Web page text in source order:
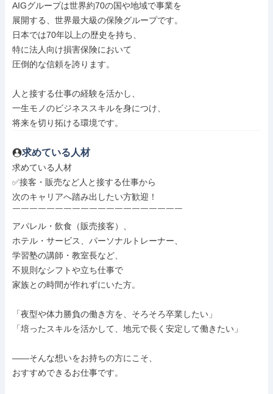
AIGグループは世界約70の国や地域で事業を
展開する、世界最大級の保険グループです。
日本では70年以上の歴史を持ち、
特に法人向け損害保険において
圧倒的な信頼を誇ります。
人と接する仕事の経験を活かし、
一生モノのビジネススキルを身につけ、
将来を切り拓ける環境です。
求めている人材
求めている人材
✅接客・販売など人と接する仕事から
次のキャリアへ踏み出したい方歓迎！
￣￣￣￣￣￣￣￣￣￣￣￣￣￣￣￣￣￣￣￣
アパレル・飲食（販売接客）、
ホテル・サービス、パーソナルトレーナー、
学習塾の講師・教室長など、
不規則なシフトや立ち仕事で
家族との時間が作れずにいた方。
「夜型や体力勝負の働き方を、そろそろ卒業したい」
「培ったスキルを活かして、地元で長く安定して働きたい」
——そんな想いをお持ちの方にこそ、
おすすめできるお仕事です。